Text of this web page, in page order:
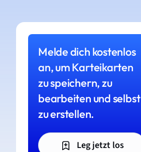
Melde dich kostenlos
an, um Karteikarten
zu speichern, zu
bearbeiten und selbst
zu erstellen.
Leg jetzt los